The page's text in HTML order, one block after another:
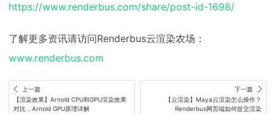
https://www.renderbus.com/share/post-id-1698/
了解更多资讯请访问Renderbus云渲染农场：
www.renderbus.com
上一篇
【渲染效果】Arnold CPU和GPU渲染效果
对比，Arnold GPU原理详解
下一篇
【云渲染】Maya云渲染怎么操作？
Renderbus网页端如何提交渲染